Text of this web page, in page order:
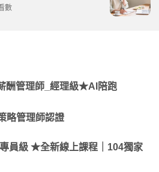
數
酬管理師_經理級★AI陪跑
略管理師認證
員級 ★全新線上課程｜104獨家